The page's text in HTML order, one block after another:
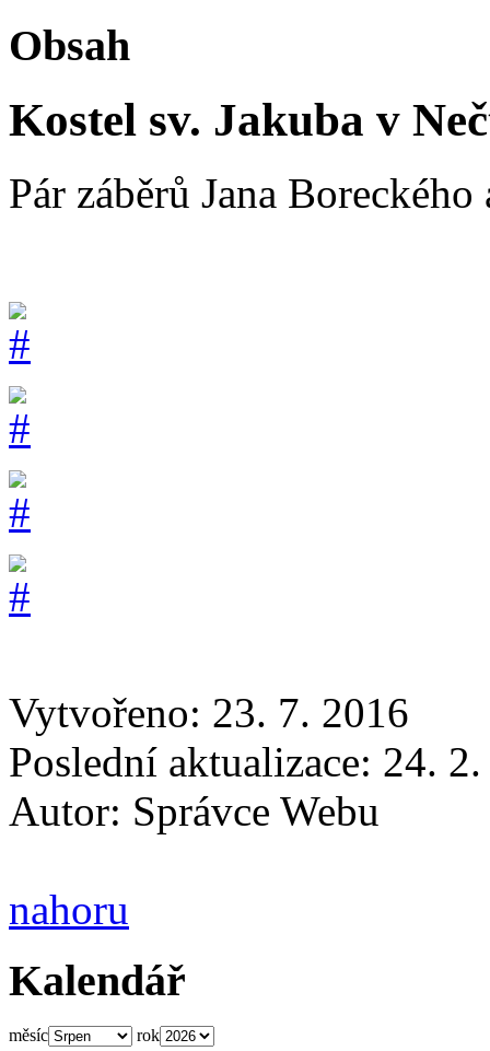
Obsah
Kostel sv. Jakuba v
Pár záběrů Jana
Vytvořeno: 23. 7. 2016
Poslední aktualizace: 24.
Autor: Správce Webu
nahoru
Kalendář
měsíc rok